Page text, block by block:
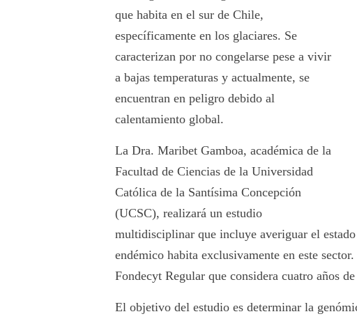
que habita en el sur de Chile,
específicamente en los glaciares. Se
caracterizan por no congelarse pese a vivir
a bajas temperaturas y actualmente, se
encuentran en peligro debido al
calentamiento global.
La Dra. Maribet Gamboa, académica de la
Facultad de Ciencias de la Universidad
Católica de la Santísima Concepción
(UCSC), realizará un estudio
multidisciplinar que incluye averiguar el
endémico habita exclusivamente en este
Fondecyt Regular que considera cuatro años
El objetivo del estudio es determinar la